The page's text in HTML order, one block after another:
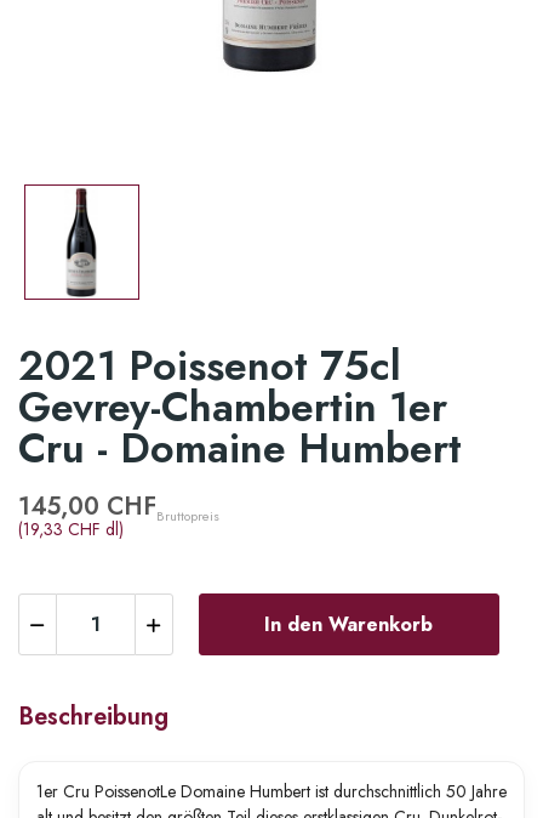
2021 Poissenot 75cl
Gevrey-Chambertin 1er
Cru - Domaine Humbert
145,00 CHF
(19,33 CHF dl)
Bruttopreis
In den Warenkorb
Beschreibung
1er Cru PoissenotLe Domaine Humbert ist durchschnittlich 50 Jahre